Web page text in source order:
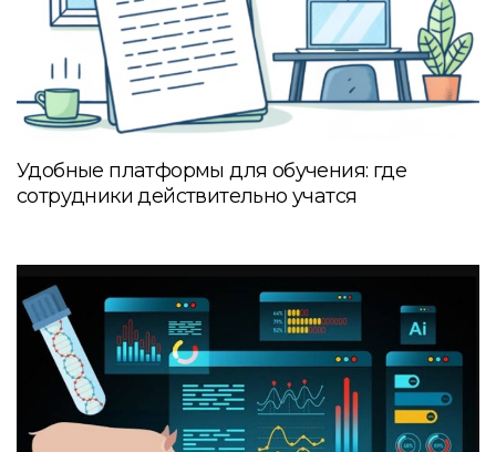
Удобные платформы для обучения: где
сотрудники действительно учатся